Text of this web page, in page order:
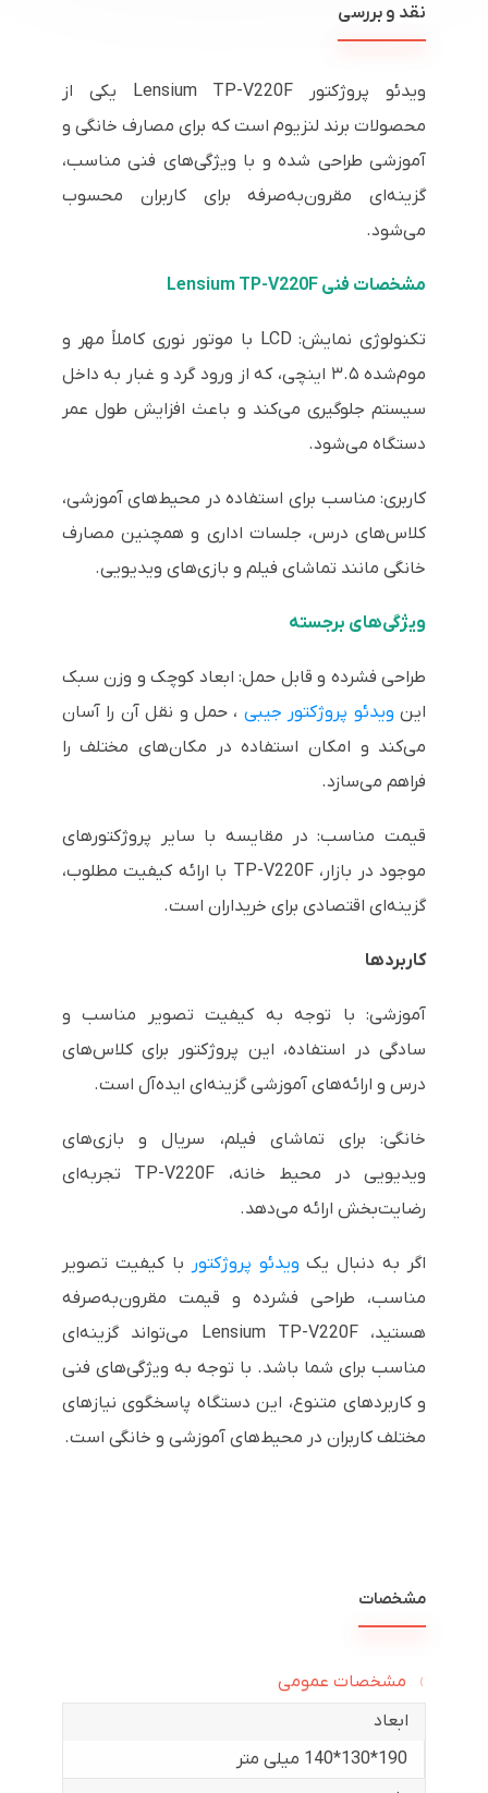
نقد و بررسی
ویدئو پروژکتور Lensium TP-V220F یکی از
محصولات برند لنزیوم است که برای مصارف خانگی و
آموزشی طراحی شده و با ویژگی‌های فنی مناسب،
گزینه‌ای مقرون‌به‌صرفه برای کاربران محسوب
می‌شود.
مشخصات فنی Lensium TP-V220F
تکنولوژی نمایش: LCD با موتور نوری کاملاً مهر و
موم‌شده ۳.۵ اینچی، که از ورود گرد و غبار به داخل
سیستم جلوگیری می‌کند و باعث افزایش طول عمر
دستگاه می‌شود.
کاربری: مناسب برای استفاده در محیط‌های آموزشی،
کلاس‌های درس، جلسات اداری و همچنین مصارف
خانگی مانند تماشای فیلم و بازی‌های ویدیویی.
ویژگی‌های برجسته
طراحی فشرده و قابل حمل: ابعاد کوچک و وزن سبک
این ویدئو پروژکتور جیبی ، حمل و نقل آن را آسان
می‌کند و امکان استفاده در مکان‌های مختلف را
فراهم می‌سازد.
قیمت مناسب: در مقایسه با سایر پروژکتورهای
موجود در بازار، TP-V220F با ارائه کیفیت مطلوب،
گزینه‌ای اقتصادی برای خریداران است.
کاربردها
آموزشی: با توجه به کیفیت تصویر مناسب و
سادگی در استفاده، این پروژکتور برای کلاس‌های
درس و ارائه‌های آموزشی گزینه‌ای ایده‌آل است.
خانگی: برای تماشای فیلم، سریال و بازی‌های
ویدیویی در محیط خانه، TP-V220F تجربه‌ای
رضایت‌بخش ارائه می‌دهد.
اگر به دنبال یک ویدئو پروژکتور با کیفیت تصویر
مناسب، طراحی فشرده و قیمت مقرون‌به‌صرفه
هستید، Lensium TP-V220F می‌تواند گزینه‌ای
مناسب برای شما باشد. با توجه به ویژگی‌های فنی
و کاربردهای متنوع، این دستگاه پاسخگوی نیازهای
مختلف کاربران در محیط‌های آموزشی و خانگی است.
مشخصات
مشخصات عمومی
ابعاد
190*130*140 میلی متر